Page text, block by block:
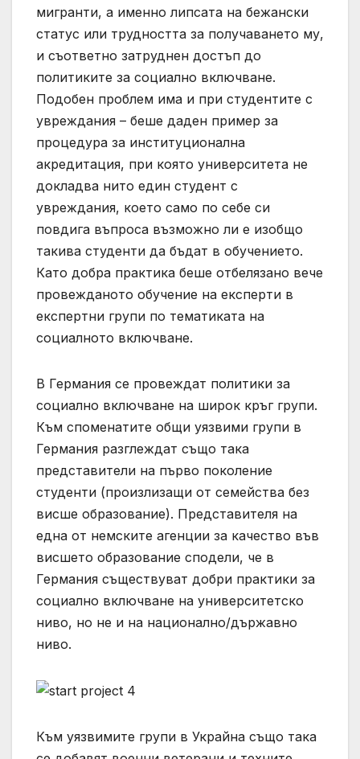
мигранти, а именно липсата на бежански
статус или трудността за получаването му,
и съответно затруднен достъп до
политиките за социално включване.
Подобен проблем има и при студентите с
увреждания – беше даден пример за
процедура за институционална
акредитация, при която университета не
докладва нито един студент с
увреждания, което само по себе си
повдига въпроса възможно ли е изобщо
такива студенти да бъдат в обучението.
Като добра практика беше отбелязано вече
провежданото обучение на експерти в
експертни групи по тематиката на
социалното включване.
В Германия се провеждат политики за
социално включване на широк кръг групи.
Към споменатите общи уязвими групи в
Германия разглеждат също така
представители на първо поколение
студенти (произлизащи от семейства без
висше образование). Представителя на
една от немските агенции за качество във
висшето образование сподели, че в
Германия съществуват добри практики за
социално включване на университетско
ниво, но не и на национално/държавно
ниво.
Към уязвимите групи в Украйна също така